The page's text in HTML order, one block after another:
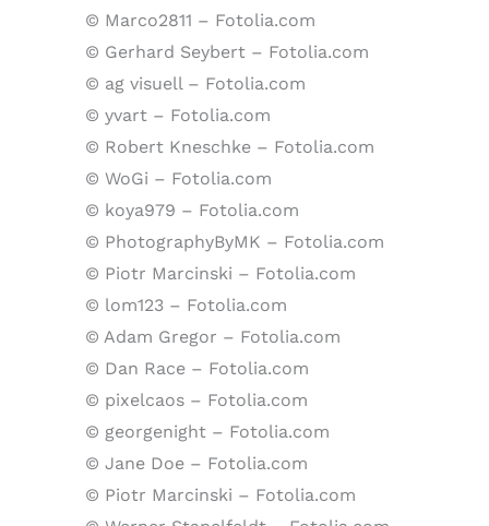
© Marco2811 – Fotolia.com
© Gerhard Seybert – Fotolia.com
© ag visuell – Fotolia.com
© yvart – Fotolia.com
© Robert Kneschke – Fotolia.com
© WoGi – Fotolia.com
© koya979 – Fotolia.com
© PhotographyByMK – Fotolia.com
© Piotr Marcinski – Fotolia.com
© lom123 – Fotolia.com
© Adam Gregor – Fotolia.com
© Dan Race – Fotolia.com
© pixelcaos – Fotolia.com
© georgenight – Fotolia.com
© Jane Doe – Fotolia.com
© Piotr Marcinski – Fotolia.com